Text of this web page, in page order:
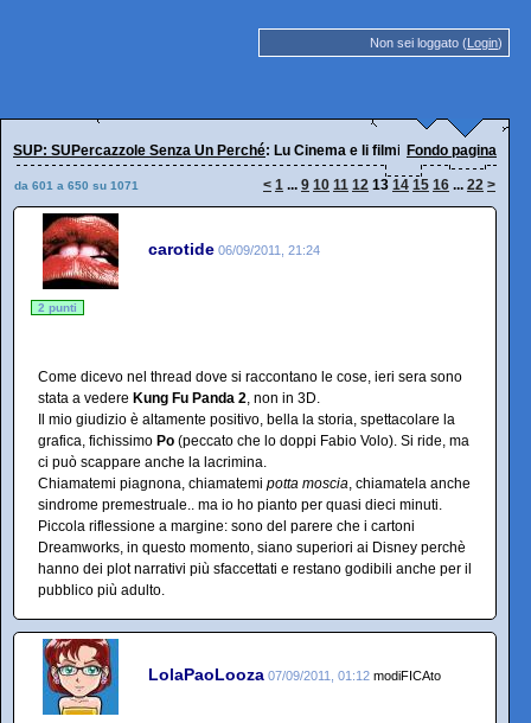
Non sei loggato (Login)
SUP: SUPercazzole Senza Un Perché: Lu Cinema e li filmi Fondo pagina
da 601 a 650 su 1071 < 1 ... 9 10 11 12 13 14 15 16 ... 22 >
carotide 06/09/2011, 21:24
2 punti
Come dicevo nel thread dove si raccontano le cose, ieri sera sono
stata a vedere Kung Fu Panda 2, non in 3D.
Il mio giudizio è altamente positivo, bella la storia, spettacolare la
grafica, fichissimo Po (peccato che lo doppi Fabio Volo). Si ride, ma
ci può scappare anche la lacrimina.
Chiamatemi piagnona, chiamatemi potta moscia, chiamatela anche
sindrome premestruale.. ma io ho pianto per quasi dieci minuti.
Piccola riflessione a margine: sono del parere che i cartoni
Dreamworks, in questo momento, siano superiori ai Disney perchè
hanno dei plot narrativi più sfaccettati e restano godibili anche per il
pubblico più adulto.
LolaPaoLooza 07/09/2011, 01:12 modiFICAto